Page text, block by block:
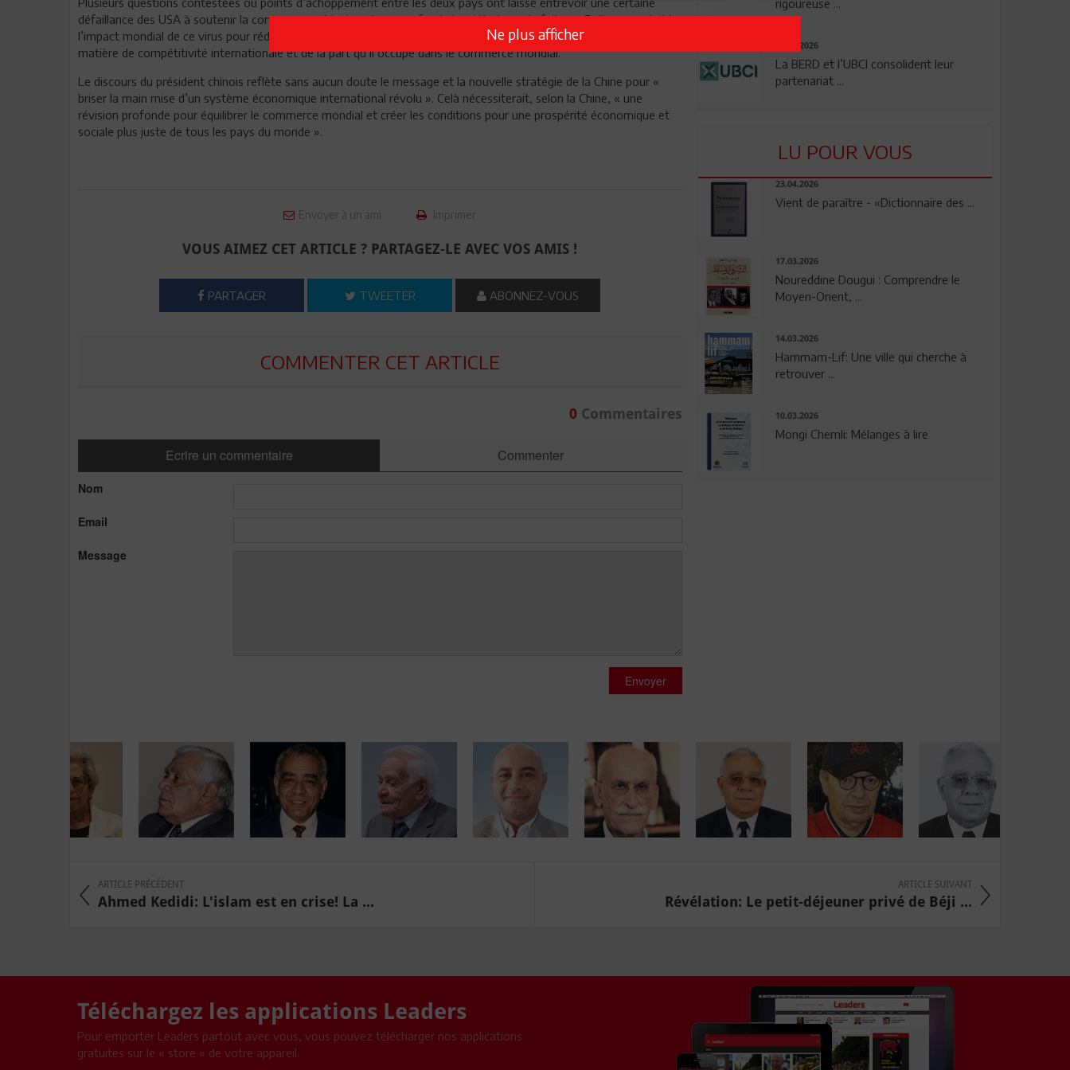
défaillance des USA à soutenir la concurrence chinoise et une profonde inquiétude sur le fait que Beijing a exploité
l’impact mondial de ce virus pour réduire la distance avec Washington et même prendre une longueur d’avance en
matière de compétitivité internationale et de la part qu’il occupe dans le commerce mondial.
Le discours du président chinois reflète sans aucun doute le message et la nouvelle stratégie de la Chine pour «
briser la main mise d’un système économique international révolu ». Celà nécessiterait, selon la Chine, « une
révision profonde pour équilibrer le commerce mondial et créer les conditions pour une prospérité économique et
sociale plus juste de tous les pays du monde ».
Envoyer à un ami Imprimer
VOUS AIMEZ CET ARTICLE ? PARTAGEZ-LE AVEC VOS AMIS !
PARTAGER TWEETER ABONNEZ-VOUS
COMMENTER CET ARTICLE
0Commentaires
Ecrire un commentaire Commenter
Nom
Email
Message
Envoyer
rigoureuse ...
24.07.2026
La BERD et l’UBCI consolident leur
partenariat ...
LU POUR VOUS
23.04.2026
Vient de paraître - «Dictionnaire des ...
17.03.2026
Noureddine Dougui : Comprendre le
Moyen-Orient, ...
14.03.2026
Hammam-Lif: Une ville qui cherche à
retrouver ...
10.03.2026
Mongi Chemli: Mélanges à lire
ARTICLE PRÉCÉDENT
Ahmed Kedidi: L'islam est en crise! La ...
ARTICLE SUIVANT
Révélation: Le petit-déjeuner privé de Béji ...
Téléchargez les applications Leaders
Pour emporter Leaders partout avec vous, vous pouvez télécharger nos applications
gratuites sur le « store » de votre appareil.
Ne plus afficher